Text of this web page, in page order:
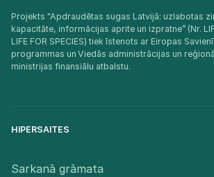
Projekts "Apdraudētas sugas Latvijā: uzlabotas
kapacitāte, informācijas aprite un izpratne” (Nr.
LIFE FOR SPECIES) tiek īstenots ar Eiropas
programmas un Viedās administrācijas un
ministrijas finansiālu atbalstu.​
HIPERSAITES
Sarkanā grāmata